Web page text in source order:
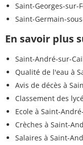
Saint-Georges-sur-
Saint-Germain-
En savoir plus
Saint-André-sur-
Qualité de l'eau à
Avis de décès à
Classement des
Ecole à Saint-
Crèches à Saint-
Salaires à Saint-